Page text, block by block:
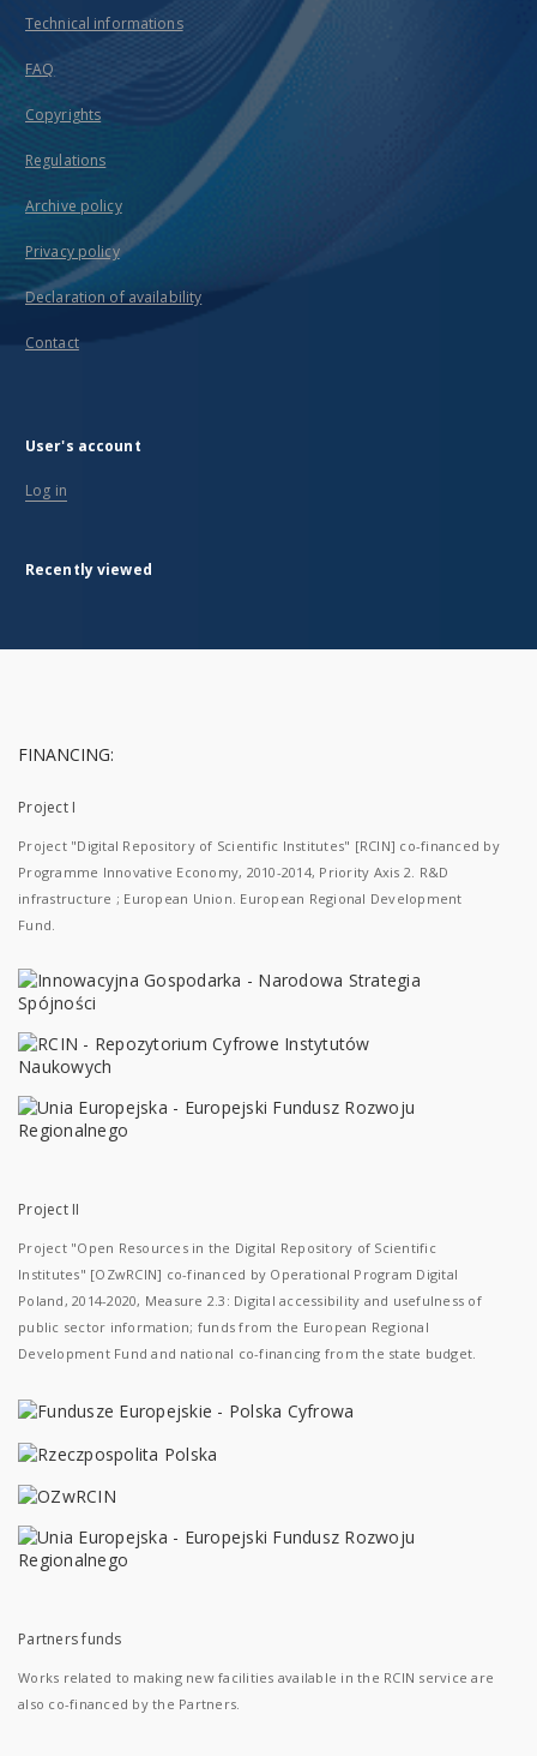
Technical informations
FAQ
Copyrights
Regulations
Archive policy
Privacy policy
Declaration of availability
Contact
User's account
Log in
Recently viewed
FINANCING:
Project I
Project "Digital Repository of Scientific Institutes" [RCIN] co-financed by
Programme Innovative Economy, 2010-2014, Priority Axis 2. R&D
infrastructure ; European Union. European Regional Development
Fund.
Project II
Project "Open Resources in the Digital Repository of Scientific
Institutes" [OZwRCIN] co-financed by Operational Program Digital
Poland, 2014-2020, Measure 2.3: Digital accessibility and usefulness of
public sector information; funds from the European Regional
Development Fund and national co-financing from the state budget.
Partners funds
Works related to making new facilities available in the RCIN service are
also co-financed by the Partners.